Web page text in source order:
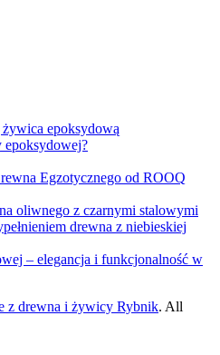
epoksydowej?
Egzotycznego od ROOQ
– elegancja i funkcjonalność w
z drewna i żywicy Rybnik. All